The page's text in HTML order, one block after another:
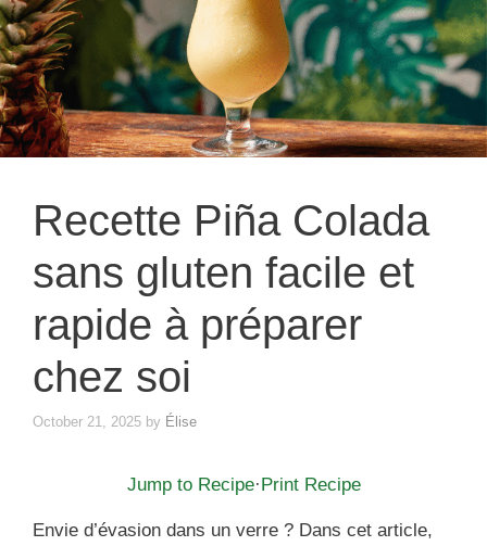
Recette Piña Colada
sans gluten facile et
rapide à préparer
chez soi
October 21, 2025 by Élise
Jump to Recipe· Print Recipe
Envie d’évasion dans un verre ? Dans cet article,